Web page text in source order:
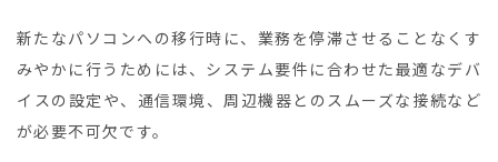
新たなパソコンへの移行時に、業務を停滞させることなくす
みやかに行うためには、システム要件に合わせた最適なデバ
イスの設定や、通信環境、周辺機器とのスムーズな接続など
が必要不可欠です。